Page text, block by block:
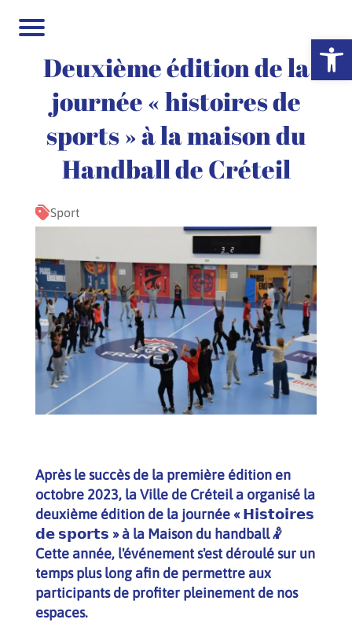
Ouvrir
Deuxième édition de la
journée « histoires de
sports » à la maison du
Handball de Créteil
Sport
Après le succès de la première édition en
octobre 2023, la Ville de Créteil a organisé la
deuxième édition de la journée « 𝗛𝗶𝘀𝘁𝗼𝗶𝗿𝗲𝘀
𝗱𝗲 𝘀𝗽𝗼𝗿𝘁𝘀 » à la Maison du handball🤾
Cette année, l'événement s'est déroulé sur un
temps plus long afin de permettre aux
participants de profiter pleinement de nos
espaces.